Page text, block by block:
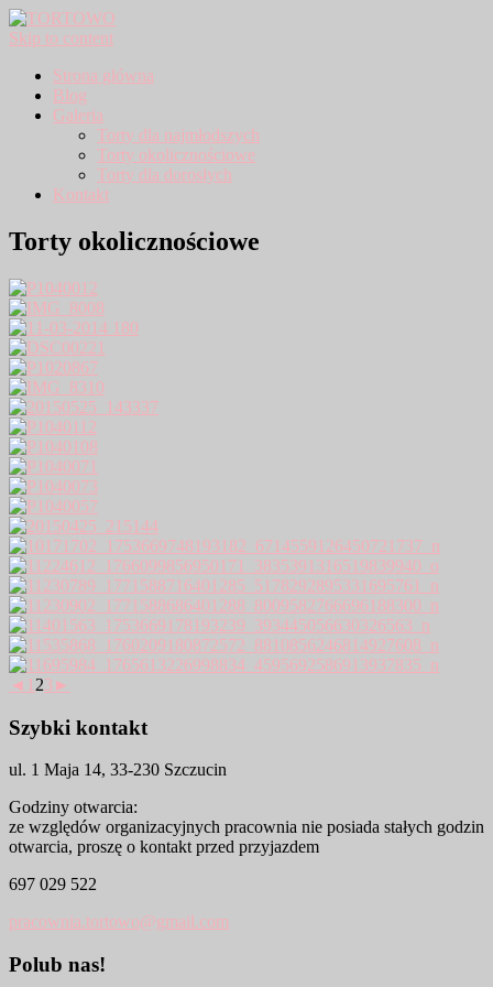
Skip to content
Strona główna
Blog
Galeria
Torty dla najmłodszych
Torty okolicznościowe
Torty dla dorosłych
Kontakt
Torty okolicznościowe
◄ 1 23 ►
Szybki kontakt
ul. 1 Maja 14, 33-230 Szczucin
Godziny otwarcia:
ze względów organizacyjnych pracownia nie posiada stałych godzin
otwarcia, proszę o kontakt przed przyjazdem
697 029 522
pracownia.tortowo@gmail.com
Polub nas!